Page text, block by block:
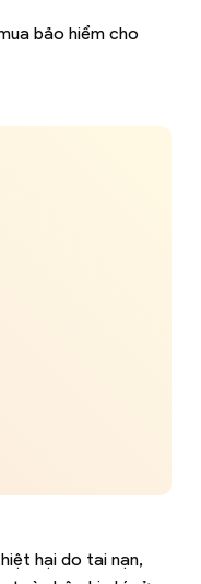
bảo hiểm cho
hại do tai nạn,